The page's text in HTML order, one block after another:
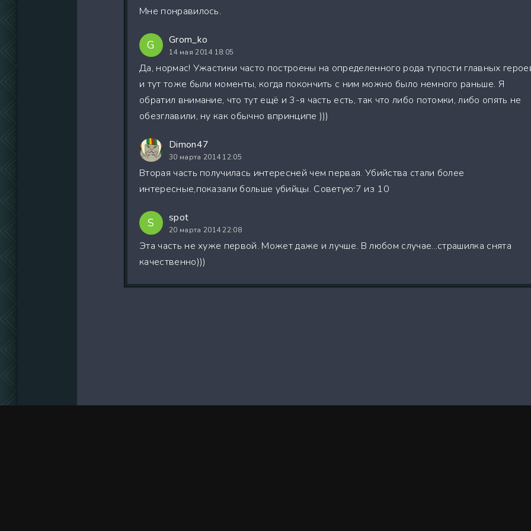
Мне понравилось.
G Grom_ko
14 мая 2014 18:05
Да, нормас! Ужастики часто построены на определенного рода тупости главных
и тут тоже были моменты, когда покончить с ним можно было немного раньше. Я
обратил внимание, что тут ещё и 3-я часть есть, так что либо потомки, либо опять не
обезглавили, ну как обычно впринципе )))
Dimon47
30 марта 2014 12:05
Вторая часть получилась интересней чем первая. Убийства стали более
интересные,показали больше убийцы. Советую:7 из 10
S spot
20 марта 2014 22:08
Эта часть не хуже первой. Может даже и лучше. В любом случае...страшилка снята
качественно)))